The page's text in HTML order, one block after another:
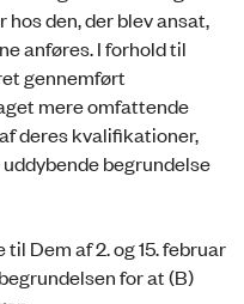
den, der blev ansat,
anføres. I forhold til
gennemført
mere omfattende
deres kvalifikationer,
begrundelse
Dem af 2. og 15. februar
for at (B)